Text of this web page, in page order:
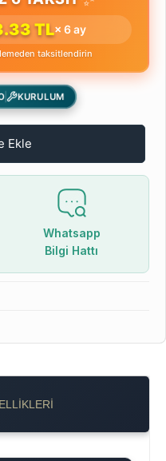
TL× 6 ay
taksitlendirin
KURULUM
Ekle
Whatsapp
Bilgi Hattı